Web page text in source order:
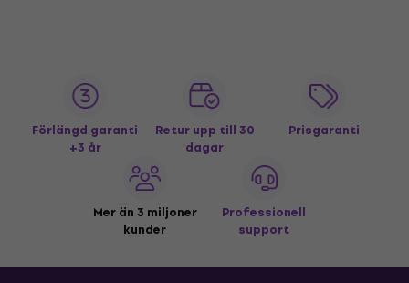
Förlängd garanti
+3 år
Retur upp till 30
dagar
Prisgaranti
Mer än 3 miljoner
kunder
Professionell
support